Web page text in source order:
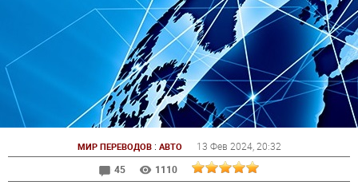
МИР ПЕРЕВОДОВ: АВТО 13 Фев 2024, 20:32
45
1110